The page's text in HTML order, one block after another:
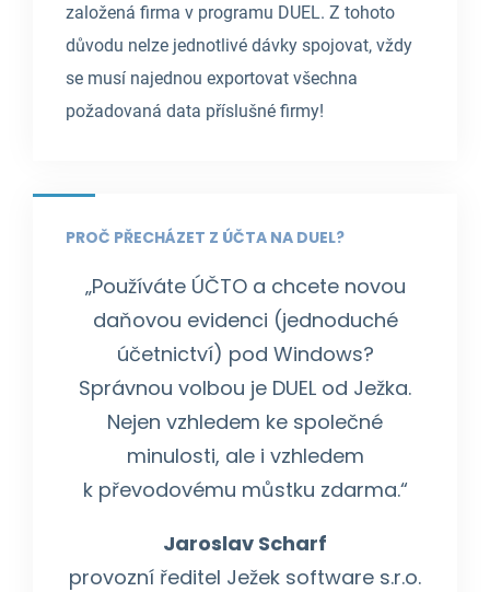
založená firma v programu DUEL. Z tohoto
důvodu nelze jednotlivé dávky spojovat, vždy
se musí najednou exportovat všechna
požadovaná data příslušné firmy!
PROČ PŘECHÁZET Z ÚČTA NA DUEL?
„Používáte ÚČTO a chcete novou
daňovou evidenci (jednoduché
účetnictví) pod Windows?
Správnou volbou je DUEL od Ježka.
Nejen vzhledem ke společné
minulosti, ale i vzhledem
k převodovému můstku zdarma.“
Jaroslav Scharf
provozní ředitel Ježek software s.r.o.